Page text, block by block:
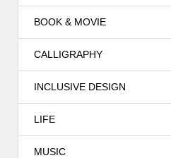
BOOK & MOVIE
CALLIGRAPHY
INCLUSIVE DESIGN
LIFE
MUSIC